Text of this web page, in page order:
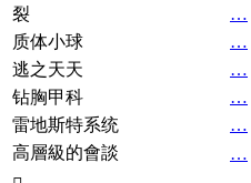
裂
…
质体小球
…
逃之天天
…
钻胸甲科
…
雷地斯特系统
…
高層級的會談
…